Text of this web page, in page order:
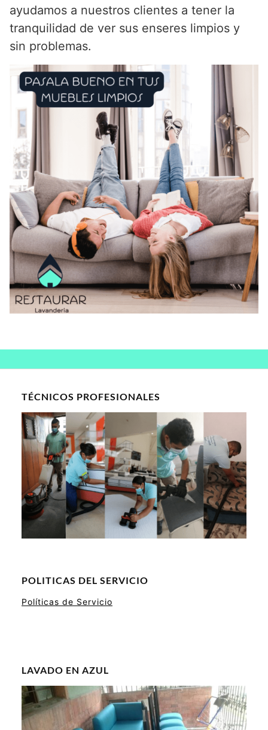
ayudamos a nuestros clientes a tener la
tranquilidad de ver sus enseres limpios y
sin problemas.
TÉCNICOS PROFESIONALES
POLITICAS DEL SERVICIO
Políticas de Servicio
LAVADO EN AZUL